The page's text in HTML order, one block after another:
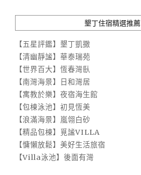
墾丁住宿精選推薦
【五星評鑑】墾丁凱撒
【清幽靜謐】華泰瑞苑
【世界百大】恆春灣臥
【南灣海景】日和灣居
【寓教於樂】夜宿海生館
【包棟泳池】初見恆美
【浪滿海景】嵐翎白砂
【精品包棟】覓謐VILLA
【慵懶放鬆】美好生活旅宿
【Villa泳池】後面有灣